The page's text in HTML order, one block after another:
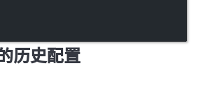
历史配置